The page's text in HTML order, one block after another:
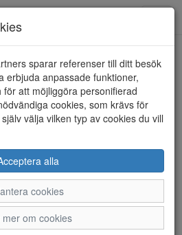
sparar referenser till ditt besök
erbjuda anpassade funktioner,
att möjliggöra personifierad
cookies, som krävs för
välja vilken typ av cookies du vill
alla
cookies
mer om cookies